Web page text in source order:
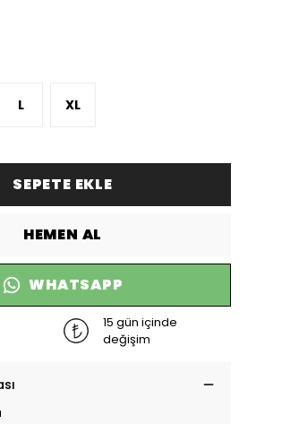
L XL
SEPETE EKLE
HEMEN AL
WHATSAPP
15 gün içinde
değişim